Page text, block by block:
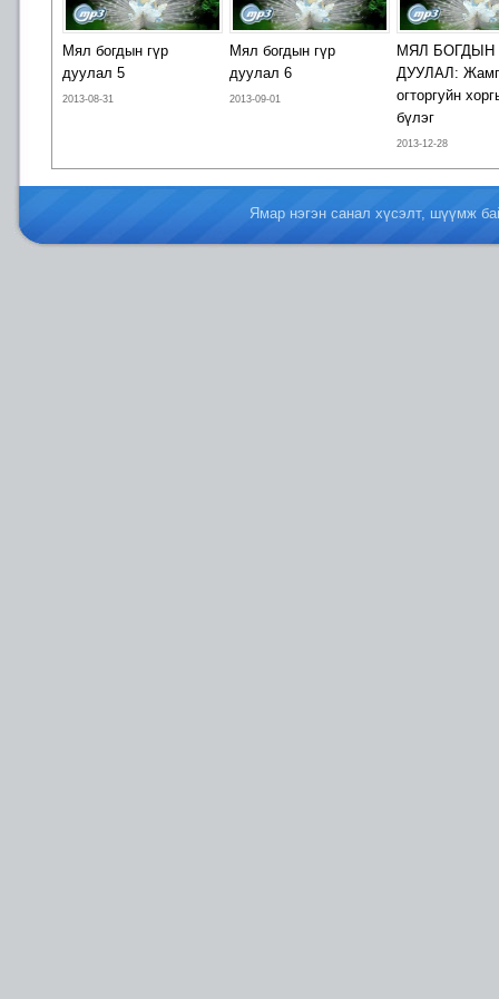
Мял богдын гүр
дуулал 5
2013-08-31
Мял богдын гүр
дуулал 6
2013-09-01
МЯЛ БОГДЫН
ДУУЛАЛ:
огторгуйн
бүлэг
2013-12-28
Ямар нэгэн санал хүсэлт, шүүмж